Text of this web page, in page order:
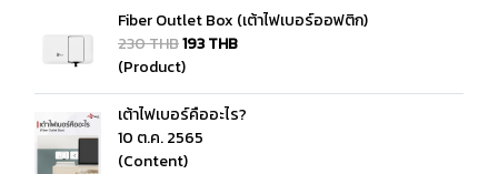
Fiber Outlet Box (เต้าไฟเบอร์ออฟติก)
230 THB193 THB
(Product)
เต้าไฟเบอร์คืออะไร?
10 ต.ค. 2565
(Content)